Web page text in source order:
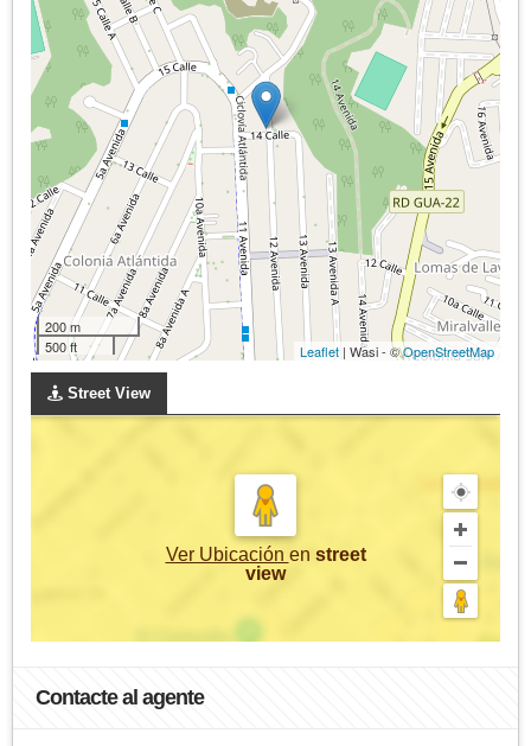
200 m
500 ft
Leaflet | Wasi - ©OpenStreetMap
Street View
Ver Ubicación en street
view
Contacte al agente